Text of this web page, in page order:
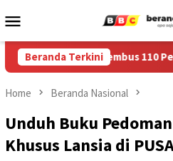
to
Menu
Beranda Terkini
Bulog Jember Tembus 110
Home Beranda Nasional
Unduh Buku
Khusus Lansia di